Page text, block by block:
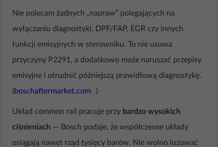
Nie polecam żadnych „napraw” polegających na
wyłączaniu diagnostyki, DPF/FAP, EGR czy innych
funkcji emisyjnych w sterowniku. To nie usuwa
przyczyny P2291, a dodatkowo może naruszać przepisy
emisyjne i utrudnić późniejszą prawidłową diagnostykę.
(boschaftermarket.com )
Układ common rail pracuje przy bardzo wysokich
ciśnieniach — Bosch podaje, że współczesne układy
osiągają nawet rząd tysięcy barów. Nie wolno luzować